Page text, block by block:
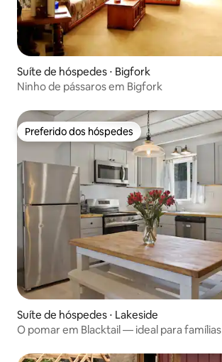
Suíte de hóspedes ⋅ Bigfork
Ninho de pássaros em Bigfork
Preferido dos hóspedes
Preferido dos hóspedes
Suíte de hóspedes ⋅ Lakeside
O pomar em Blacktail — ideal para famílias